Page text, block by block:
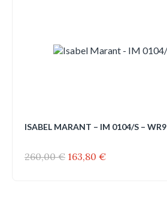
ISABEL MARANT – IM 0104/S – WR9
260,00€ Il
163,80 €Il